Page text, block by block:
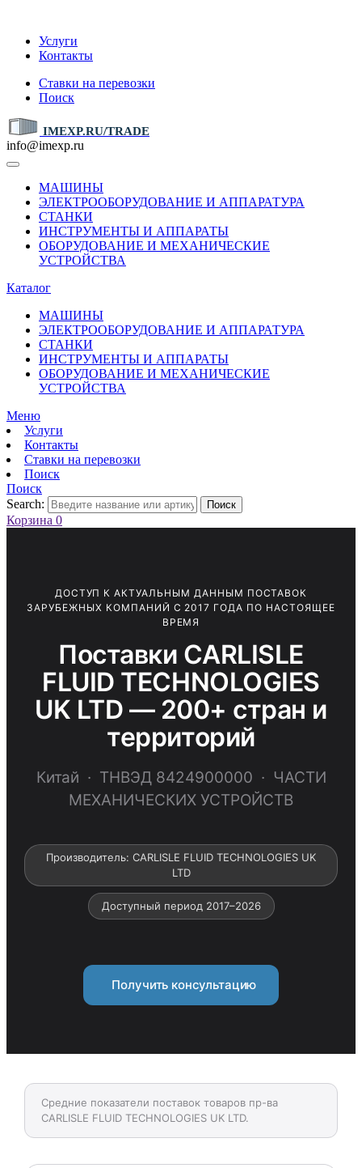
Услуги
Контакты
Ставки на перевозки
Поиск
IMEXP.RU/TRADE
info@imexp.ru
МАШИНЫ
ЭЛЕКТРООБОРУДОВАНИЕ И АППАРАТУРА
СТАНКИ
ИНСТРУМЕНТЫ И АППАРАТЫ
ОБОРУДОВАНИЕ И МЕХАНИЧЕСКИЕ
УСТРОЙСТВА
Каталог
МАШИНЫ
ЭЛЕКТРООБОРУДОВАНИЕ И АППАРАТУРА
СТАНКИ
ИНСТРУМЕНТЫ И АППАРАТЫ
ОБОРУДОВАНИЕ И МЕХАНИЧЕСКИЕ
УСТРОЙСТВА
Меню
Услуги
Контакты
Ставки на перевозки
Поиск
Поиск
Search:
Поиск
Корзина 0
ДОСТУП К АКТУАЛЬНЫМ ДАННЫМ ПОСТАВОК
ЗАРУБЕЖНЫХ КОМПАНИЙ С 2017 ГОДА ПО НАСТОЯЩЕЕ
ВРЕМЯ
Поставки CARLISLE
FLUID TECHNOLOGIES
UK LTD — 200+ стран и
территорий
Китай · ТНВЭД 8424900000 · ЧАСТИ
МЕХАНИЧЕСКИХ УСТРОЙСТВ
Производитель: CARLISLE FLUID TECHNOLOGIES UK
LTD
Доступный период 2017–2026
Получить консультацию
Средние показатели поставок товаров пр-ва
CARLISLE FLUID TECHNOLOGIES UK LTD.